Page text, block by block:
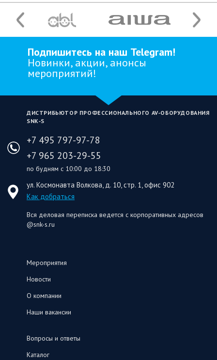
Подпишитесь на наш Telegram!
Новинки, акции, анонсы
мероприятий!
ДИСТРИБЬЮТОР ПРОФЕССИОНАЛЬНОГО AV‑ОБОРУДОВАНИЯ
SNK‑S
+7 495 797-97-78
+7 965 203-29-55
по будням с 10:00 до 18:30
ул. Космонавта Волкова, д. 10, стр. 1, офис 902
Как добраться
Вся деловая переписка ведется с корпоративных адресов
@snk-s.ru
Мероприятия
Новости
О компании
Наши вакансии
Вопросы и ответы
Каталог